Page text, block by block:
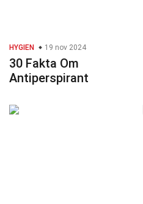
HYGIEN 19 nov 2024
30 Fakta Om
Antiperspirant